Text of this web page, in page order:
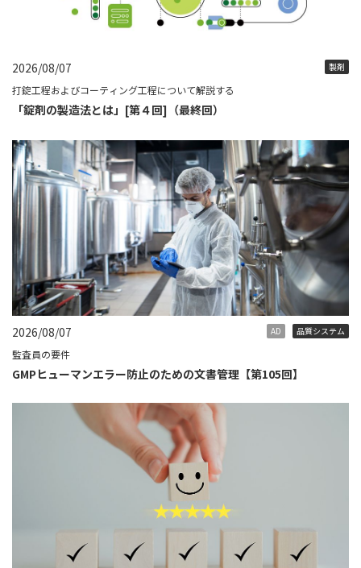
2026/08/07 製剤
打錠工程およびコーティング工程について解説する
「錠剤の製造法とは」[第４回]（最終回）
2026/08/07 AD 品質システム
監査員の要件
GMPヒューマンエラー防止のための文書管理【第105回】